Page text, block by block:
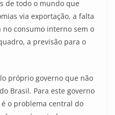
de todo o mundo que
via exportação, a falta
consumo interno sem o
a previsão para o
próprio governo que não
Brasil. Para este governo
o problema central do